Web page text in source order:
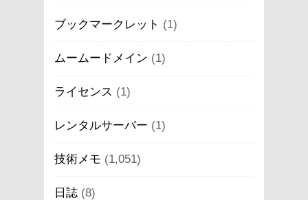
ブックマークレット (1)
ムームードメイン (1)
ライセンス (1)
レンタルサーバー (1)
技術メモ (1,051)
日誌 (8)